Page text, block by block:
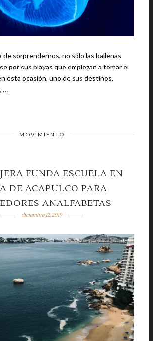
de sorprendernos, no sólo las ballenas
por sus playas que empiezan a tomar el
esta ocasión, uno de sus destinos,
…
MOVIMIENTO
FUNDA ESCUELA EN
DE ACAPULCO PARA
ANALFABETAS
diciembre 12, 2019